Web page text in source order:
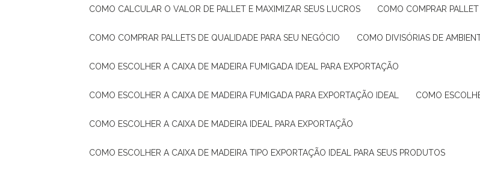
COMO CALCULAR O VALOR DE PALLET E MAXIMIZAR SEUS LUCROS COMO COMPRAR
COMO COMPRAR PALLETS DE QUALIDADE PARA SEU NEGÓCIO COMO DIVISÓRIAS DE
COMO ESCOLHER A CAIXA DE MADEIRA FUMIGADA IDEAL PARA EXPORTAÇÃO
COMO ESCOLHER A CAIXA DE MADEIRA FUMIGADA PARA EXPORTAÇÃO IDEAL COMO
COMO ESCOLHER A CAIXA DE MADEIRA IDEAL PARA EXPORTAÇÃO
COMO ESCOLHER A CAIXA DE MADEIRA TIPO EXPORTAÇÃO IDEAL PARA SEUS PRODUTOS